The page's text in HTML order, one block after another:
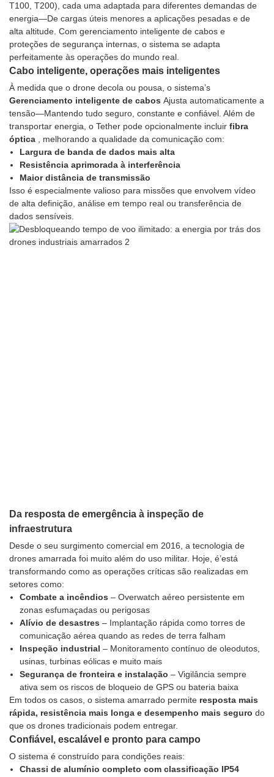
T100, T200), cada uma adaptada para diferentes demandas de
energia—De cargas úteis menores a aplicações pesadas e de
alta altitude. Com gerenciamento inteligente de cabos e
proteções de segurança internas, o sistema se adapta
perfeitamente às operações do mundo real.
Cabo inteligente, operações mais inteligentes
À medida que o drone decola ou pousa, o sistema’s
Gerenciamento inteligente de cabos Ajusta automaticamente a
tensão—Mantendo tudo seguro, constante e confiável. Além de
transportar energia, o Tether pode opcionalmente incluir fibra
óptica , melhorando a qualidade da comunicação com:
Largura de banda de dados mais alta
Resistência aprimorada à interferência
Maior distância de transmissão
Isso é especialmente valioso para missões que envolvem vídeo
de alta definição, análise em tempo real ou transferência de
dados sensíveis.
Da resposta de emergência à inspeção de
infraestrutura
Desde o seu surgimento comercial em 2016, a tecnologia de
drones amarrada foi muito além do uso militar. Hoje, é’está
transformando como as operações críticas são realizadas em
setores como:
Combate a incêndios – Overwatch aéreo persistente em
zonas esfumaçadas ou perigosas
Alívio de desastres – Implantação rápida como torres de
comunicação aérea quando as redes de terra falham
Inspeção industrial – Monitoramento contínuo de oleodutos,
usinas, turbinas eólicas e muito mais
Segurança de fronteira e instalação – Vigilância sempre
ativa sem os riscos de bloqueio de GPS ou bateria baixa
Em todos os casos, o sistema amarrado permite resposta mais
rápida, resistência mais longa e desempenho mais seguro do
que os drones tradicionais podem entregar.
Confiável, escalável e pronto para campo
O sistema é construído para condições reais:
Chassi de alumínio completo com classificação IP54